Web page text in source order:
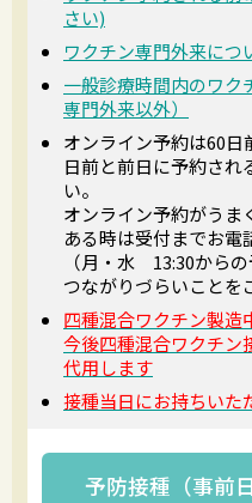
さい)
ワクチン専門外来につ
一般診療時間内のワク
専門外来以外）
オンライン予約は60
日前と前日に予約され
い。
オンライン予約がうま
ある時は受付までお電
（月・水 13:30から
つながりづらいことを
四種混合ワクチン製造
今後四種混合ワクチン
代用します
接種当日にお持ちいた
予防接種（事前